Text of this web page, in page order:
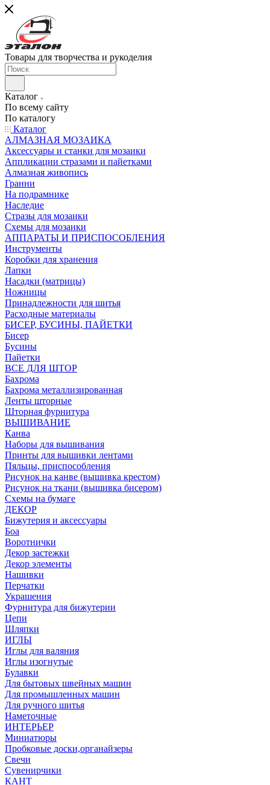
Товары для творчества и рукоделия
Каталог
По всему сайту
По каталогу
Каталог
АЛМАЗНАЯ МОЗАИКА
Аксессуары и станки для мозаики
Аппликации стразами и пайетками
Алмазная живопись
Гранни
На подрамнике
Наследие
Стразы для мозаики
Схемы для мозаики
АППАРАТЫ И ПРИСПОСОБЛЕНИЯ
Инструменты
Коробки для хранения
Лапки
Насадки (матрицы)
Ножницы
Принадлежности для шитья
Расходные материалы
БИСЕР, БУСИНЫ, ПАЙЕТКИ
Бисер
Бусины
Пайетки
ВСЕ ДЛЯ ШТОР
Бахрома
Бахрома металлизированная
Ленты шторные
Шторная фурнитура
ВЫШИВАНИЕ
Канва
Наборы для вышивания
Принты для вышивки лентами
Пяльцы, приспособления
Рисунок на канве (вышивка крестом)
Рисунок на ткани (вышивка бисером)
Схемы на бумаге
ДЕКОР
Бижутерия и аксессуары
Боа
Воротнички
Декор застежки
Декор элементы
Нашивки
Перчатки
Украшения
Фурнитура для бижутерии
Цепи
Шляпки
ИГЛЫ
Иглы для валяния
Иглы изогнутые
Булавки
Для бытовых швейных машин
Для промышленных машин
Для ручного шитья
Наметочные
ИНТЕРЬЕР
Миниатюры
Пробковые доски,органайзеры
Свечи
Сувенирчики
КАНТ